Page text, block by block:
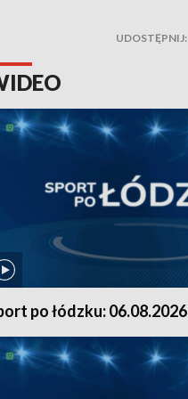
UDOSTĘPNIJ:
po łódzku: 06.08.2026